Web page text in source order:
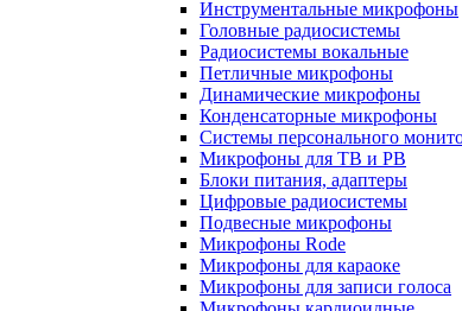
Инструментальные микрофоны
Головные радиосистемы
Радиосистемы вокальные
Петличные микрофоны
Динамические микрофоны
Конденсаторные микрофоны
Системы персонального
Микрофоны для ТВ и РВ
Блоки питания, адаптеры
Цифровые радиосистемы
Подвесные микрофоны
Микрофоны Rode
Микрофоны для караоке
Микрофоны для записи голоса